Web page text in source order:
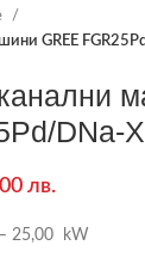
GREE
DNa-X
лв.
25,00 kW